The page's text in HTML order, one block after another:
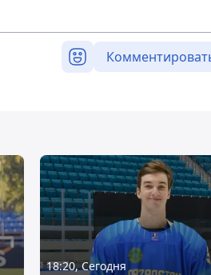
18:20, Сегодня